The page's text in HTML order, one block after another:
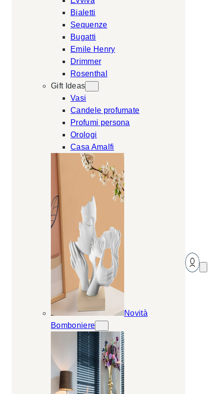
Bialetti
Sequenze
Bugatti
Emile Henry
Drimmer
Rosenthal
Gift Ideas
Vasi
Candele profumate
Profumi persona
Orologi
Casa Amalfi
Novità
Bomboniere